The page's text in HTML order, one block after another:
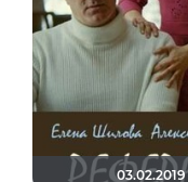
03.02.2019